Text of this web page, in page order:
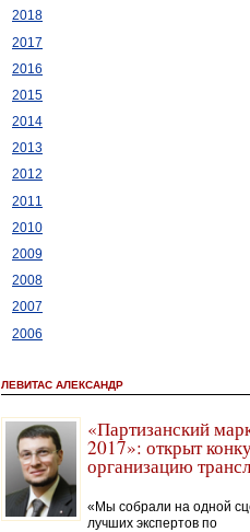
2018
2017
2016
2015
2014
2013
2012
2011
2010
2009
2008
2007
2006
ЛЕВИТАС АЛЕКСАНДР
«Партизанский
2017»: открыт
организацию
«Мы собрали на одной
лучших экспертов по